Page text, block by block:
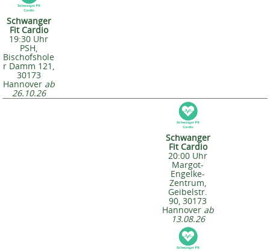
Schwanger
Fit Cardio
19:30 Uhr
PSH,
Bischofshole
r Damm 121,
30173
Hannover ab
26.10.26
Schwanger
Fit Cardio
20:00 Uhr
Margot-
Engelke-
Zentrum,
Geibelstr.
90, 30173
Hannover ab
13.08.26